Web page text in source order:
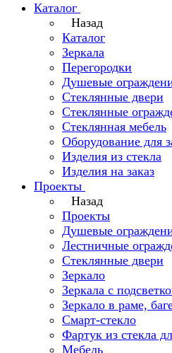
Каталог
Назад
Каталог
Зеркала
Перегородки
Душевые
Стеклянные двери
Стеклянные
Стеклянная мебель
Оборудование для
Изделия из стекла
Изделия на заказ
Проекты
Назад
Проекты
Душевые
Лестничные
Стеклянные двери
Зеркало
Зеркала с
Зеркало в раме,
Смарт-стекло
Фартук из стекла
Мебель